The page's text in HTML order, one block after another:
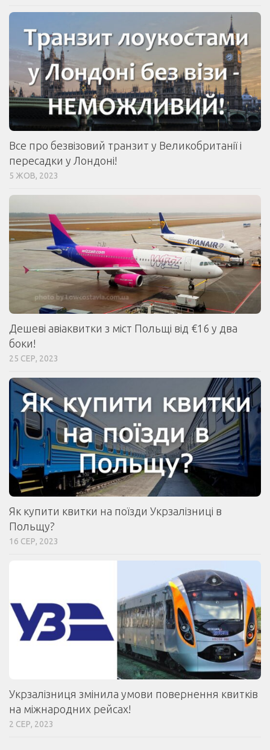
Все про безвізовий транзит у Великобританії і
пересадки у Лондоні!
5 ЖОВ, 2023
Дешеві авіаквитки з міст Польщі від €16 у два
боки!
25 СЕР, 2023
Як купити квитки на поїзди Укрзалізниці в
Польщу?
16 СЕР, 2023
Укрзалізниця змінила умови повернення квитків
на міжнародних рейсах!
2 СЕР, 2023